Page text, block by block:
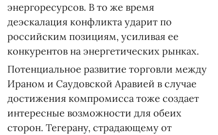
энергоресурсов. В то же время
деэскалация конфликта ударит по
российским позициям, усиливая ее
конкурентов на энергетических рынках.
Потенциальное развитие торговли между
Ираном и Саудовской Аравией в случае
достижения компромисса тоже создает
интересные возможности для обеих
сторон. Тегерану, страдающему от